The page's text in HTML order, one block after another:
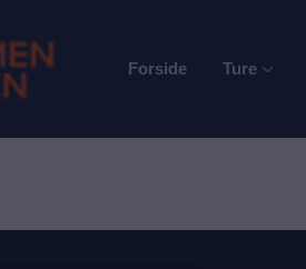
Forside Ture